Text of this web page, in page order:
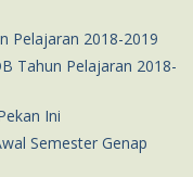
Pelajaran 2018-2019
Tahun Pelajaran 2018-
Ini
Semester Genap